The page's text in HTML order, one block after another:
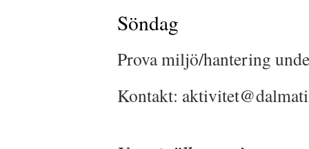
Söndag
Prova miljö/hantering
Kontakt: